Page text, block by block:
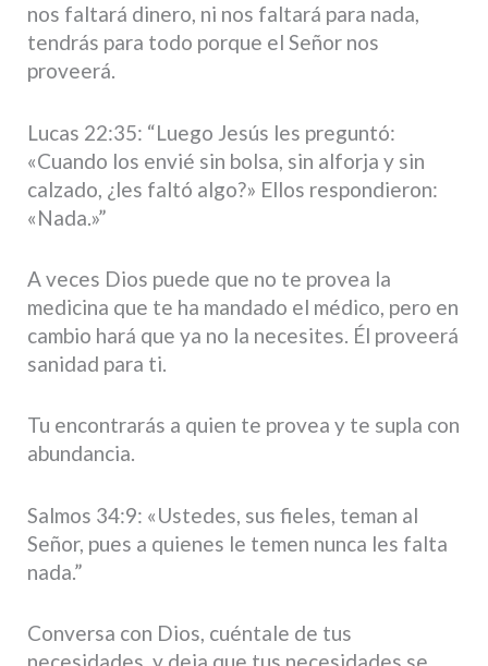
nos faltará dinero, ni nos faltará para nada,
tendrás para todo porque el Señor nos
proveerá.
Lucas 22:35: “Luego Jesús les preguntó:
«Cuando los envié sin bolsa, sin alforja y sin
calzado, ¿les faltó algo?» Ellos respondieron:
«Nada.»”
A veces Dios puede que no te provea la
medicina que te ha mandado el médico, pero en
cambio hará que ya no la necesites. Él proveerá
sanidad para ti.
Tu encontrarás a quien te provea y te supla con
abundancia.
Salmos 34:9: «Ustedes, sus fieles, teman al
Señor, pues a quienes le temen nunca les falta
nada.”
Conversa con Dios, cuéntale de tus